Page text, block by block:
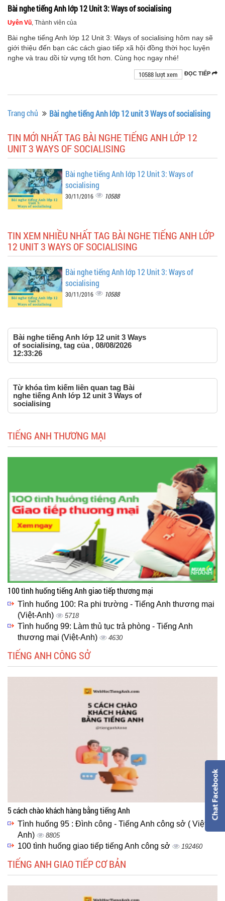
Bài nghe tiếng Anh lớp 12 Unit 3: Ways of socialising
Uyên Vũ , Thành viên của
Bài nghe tiếng Anh lớp 12 Unit 3: Ways of socialising hôm nay sẽ
giới thiệu đến bạn các cách giao tiếp xã hội đồng thời học luyện
nghe và trau dồi từ vựng tốt hơn. Cùng học ngay nhé!
ĐỌC TIẾP
10588 lượt xem
Trang chủ Bài nghe tiếng Anh lớp 12 unit 3 Ways of socialising
TIN MỚI NHẤT TAG BÀI NGHE TIẾNG ANH LỚP 12
UNIT 3 WAYS OF SOCIALISING
Bài nghe tiếng Anh lớp 12 Unit 3: Ways of
socialising
30/11/2016 10588
TIN XEM NHIỀU NHẤT TAG BÀI NGHE TIẾNG ANH LỚP
12 UNIT 3 WAYS OF SOCIALISING
Bài nghe tiếng Anh lớp 12 Unit 3: Ways of
socialising
30/11/2016 10588
Bài nghe tiếng Anh lớp 12 unit 3 Ways
of socialising, tag của , 08/08/2026
12:33:26
Từ khóa tìm kiếm liên quan tag Bài
nghe tiếng Anh lớp 12 unit 3 Ways of
socialising
TIẾNG ANH THƯƠNG MẠI
100 tình huống tiếng Anh giao tiếp thương mại
Tình huống 100: Ra phi trường - Tiếng Anh thương mại
(Việt-Anh)
5718
Tình huống 99: Làm thủ tục trả phòng - Tiếng Anh
thương mại (Việt-Anh)
4630
TIẾNG ANH CÔNG SỞ
5 cách chào khách hàng bằng tiếng Anh
Tình huống 95 : Đình công - Tiếng Anh công sở ( Việt -
Anh)
8805
100 tình huống giao tiếp tiếng Anh công sở 192460
TIẾNG ANH GIAO TIẾP CƠ BẢN